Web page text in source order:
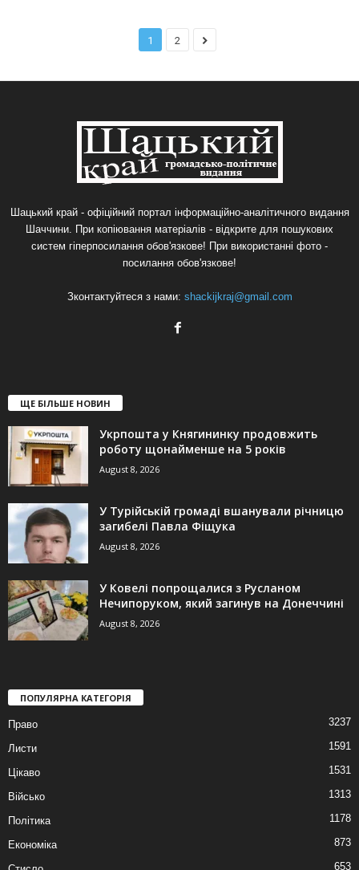
1 2
Шацький край - офіційний портал інформаційно-аналітичного видання
Шаччини. При копіювання матеріалів - відкрите для пошукових
систем гіперпосилання обов'язкове! При використанні фото -
посилання обов'язкове!
Зконтактуйтеся з нами: shackijkraj@gmail.com
ЩЕ БІЛЬШЕ НОВИН
Укрпошта у Княгининку продовжить
роботу щонайменше на 5 років
August 8, 2026
У Турійській громаді вшанували річницю
загибелі Павла Фіщука
August 8, 2026
У Ковелі попрощалися з Русланом
Нечипоруком, який загинув на Донеччині
August 8, 2026
ПОПУЛЯРНА КАТЕГОРІЯ
Право 3237
Листи 1591
Цікаво 1531
Військо 1313
Політика 1178
Економіка 873
653